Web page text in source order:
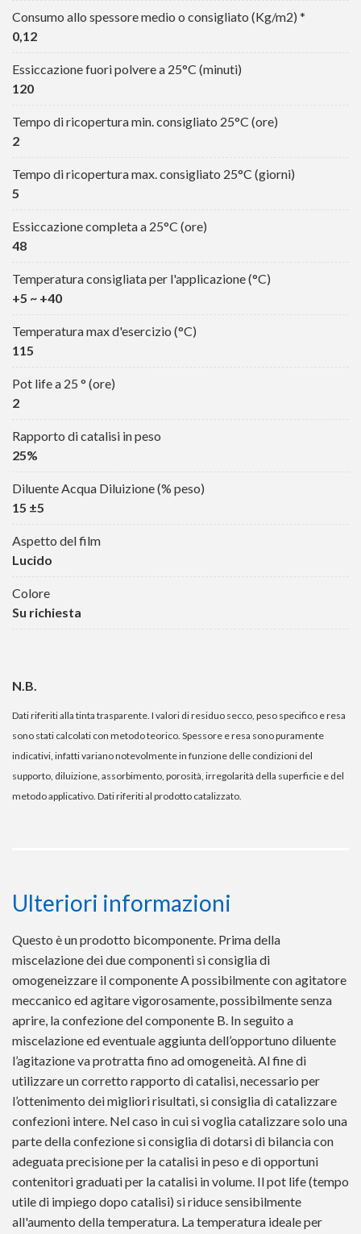
Consumo allo spessore medio o consigliato (Kg/m2) *
0,12
Essiccazione fuori polvere a 25°C (minuti)
120
Tempo di ricopertura min. consigliato 25°C (ore)
2
Tempo di ricopertura max. consigliato 25°C (giorni)
5
Essiccazione completa a 25°C (ore)
48
Temperatura consigliata per l'applicazione (°C)
+5 ~ +40
Temperatura max d'esercizio (°C)
115
Pot life a 25 ° (ore)
2
Rapporto di catalisi in peso
25%
Diluente Acqua Diluizione (% peso)
15 ±5
Aspetto del film
Lucido
Colore
Su richiesta
N.B.
Dati riferiti alla tinta trasparente. I valori di residuo secco, peso specifico e resa
sono stati calcolati con metodo teorico. Spessore e resa sono puramente
indicativi, infatti variano notevolmente in funzione delle condizioni del
supporto, diluizione, assorbimento, porosità, irregolarità della superficie e del
metodo applicativo. Dati riferiti al prodotto catalizzato.
Ulteriori informazioni
Questo è un prodotto bicomponente. Prima della
miscelazione dei due componenti si consiglia di
omogeneizzare il componente A possibilmente con agitatore
meccanico ed agitare vigorosamente, possibilmente senza
aprire, la confezione del componente B. In seguito a
miscelazione ed eventuale aggiunta dell’opportuno diluente
l’agitazione va protratta fino ad omogeneità. Al fine di
utilizzare un corretto rapporto di catalisi, necessario per
l’ottenimento dei migliori risultati, si consiglia di catalizzare
confezioni intere. Nel caso in cui si voglia catalizzare solo una
parte della confezione si consiglia di dotarsi di bilancia con
adeguata precisione per la catalisi in peso e di opportuni
contenitori graduati per la catalisi in volume. Il pot life (tempo
utile di impiego dopo catalisi) si riduce sensibilmente
all'aumento della temperatura. La temperatura ideale per